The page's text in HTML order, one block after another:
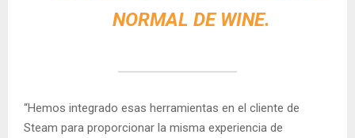
NORMAL DE WINE.
“Hemos integrado esas herramientas en el cliente de
Steam para proporcionar la misma experiencia de